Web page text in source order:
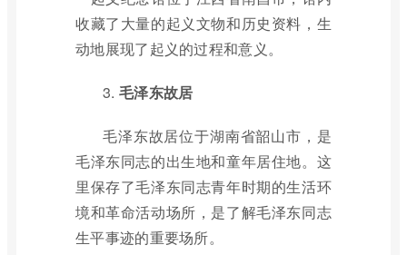
收藏了大量的起义文物和历史资料，生
动地展现了起义的过程和意义。
3. 毛泽东故居
毛泽东故居位于湖南省韶山市，是
毛泽东同志的出生地和童年居住地。这
里保存了毛泽东同志青年时期的生活环
境和革命活动场所，是了解毛泽东同志
生平事迹的重要场所。